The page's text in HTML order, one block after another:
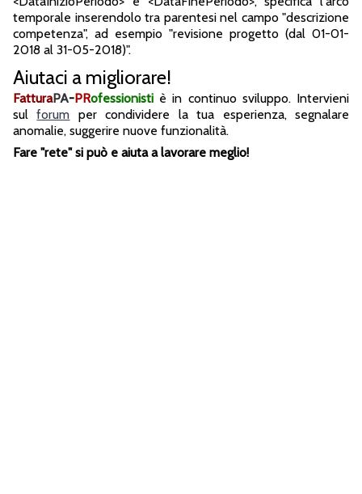
temporale inserendolo tra parentesi nel campo "descrizione
competenza", ad esempio "revisione progetto (dal 01-01-
2018 al 31-05-2018)".
Aiutaci a migliorare!
FatturaPA-PRofessionisti è in continuo sviluppo. Intervieni
sulforum per condividere la tua esperienza, segnalare
anomalie, suggerire nuove funzionalità.
Fare "rete" si può e aiuta a lavorare meglio!